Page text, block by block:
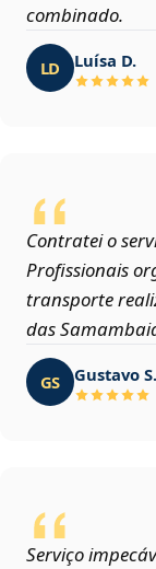
combinado.
LD Luísa D.
Contratei o
Profissionais
transporte
das
GS Gustavo S.
Serviço